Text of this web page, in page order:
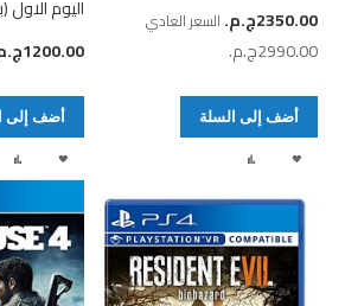
سعر
خاص
2350.00ج.م.‏ السعر العادي
2990.00ج.م.‏
أضف إلى السلة
أضف
لقائمة
الرغبات
إلى
المقارنة
اليوم الاول
1200.00ج.م.‏
أضف إلى
أضف